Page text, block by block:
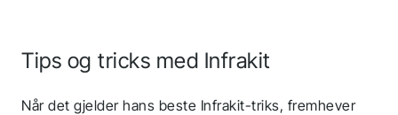
Tips og tricks med Infrakit
Når det gjelder hans beste Infrakit-triks, fremhever